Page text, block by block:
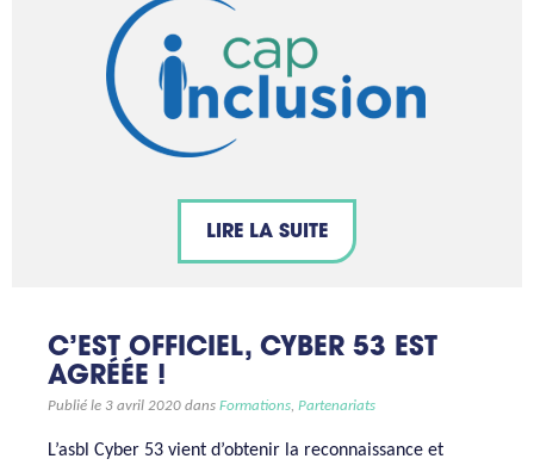
LIRE LA SUITE
C’EST OFFICIEL, CYBER 53 EST
AGRÉÉE !
Publié le 3 avril 2020 dans Formations, Partenariats
L’asbl Cyber 53 vient d’obtenir la reconnaissance et